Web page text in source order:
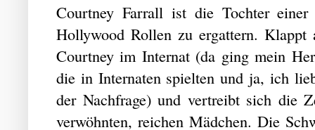
Courtney Farrall ist die Tochter
Hollywood Rollen zu ergattern.
Courtney im Internat (da ging mein
die in Internaten spielten und ja, ich
der Nachfrage) und vertreibt sich die
verwöhnten, reichen Mädchen. Die